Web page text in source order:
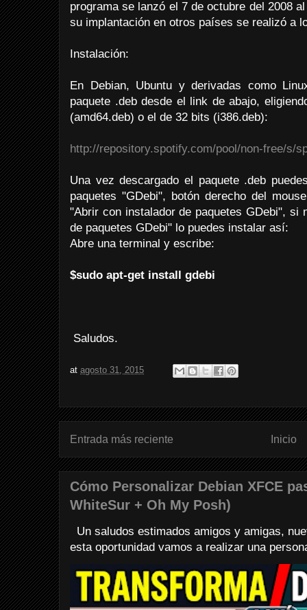
programa se lanzó el 7 de octubre del 2008
su implantación en otros países se realizó a
Instalación:
En Debian, Ubuntu y derivadas como
paquete .deb desde el link de abajo,
(amd64.deb) o el de 32 bits (i386.deb):
http://repository.spotify.com/pool/non-free/s/
Una vez descargado el paquete .deb
paquetes "GDebi", botón derecho del
"Abrir con instalador de paquetes GDebi", si
de paquetes GDebi" lo puedes instalar así:
Abre una terminal y escribe:
$sudo apt-get install gdebi
Saludos.
at agosto 31, 2015
Entrada más reciente Inicio
Cómo Personalizar Debian XFCE
WhiteSur + Oh My Posh)
Un saludos estimados amigos y amigas,
esta oportunidad vamos a realizar una